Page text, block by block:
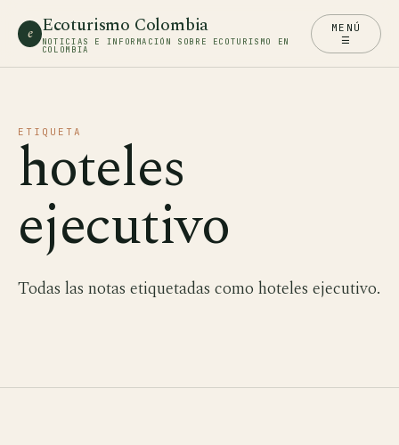
e Ecoturismo Colombia
NOTICIAS E INFORMACIÓN SOBRE ECOTURISMO EN
COLOMBIA
MENÚ
☰
ETIQUETA
hoteles
ejecutivo
Todas las notas etiquetadas como hoteles ejecutivo.